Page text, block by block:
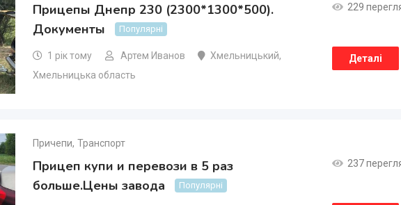
Прицепы Днепр 230 (2300*1300*500).
Документы
Популярні
1 рік тому Артем Иванов Хмельницький,
Хмельницька область
229
Деталі
Причепи, Транспорт
Прицеп купи и перевози в 5 раз
больше.Цены завода
Популярні
237